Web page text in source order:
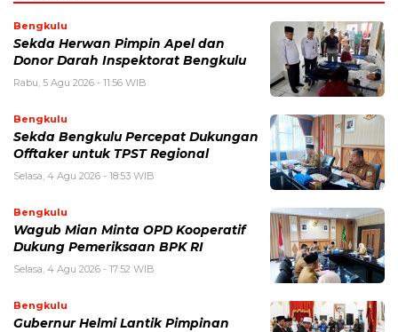
Bengkulu
Sekda Herwan Pimpin Apel dan
Donor Darah Inspektorat Bengkulu
Rabu, 5 Agu 2026 - 11:56 WIB
Bengkulu
Sekda Bengkulu Percepat Dukungan
Offtaker untuk TPST Regional
Selasa, 4 Agu 2026 - 18:53 WIB
Bengkulu
Wagub Mian Minta OPD Kooperatif
Dukung Pemeriksaan BPK RI
Selasa, 4 Agu 2026 - 17:52 WIB
Bengkulu
Gubernur Helmi Lantik Pimpinan